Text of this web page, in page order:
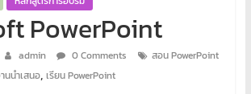
PowerPoint
admin 0 Comments
สอน PowerPoint
นนำเสนอ, เรียน PowerPoint